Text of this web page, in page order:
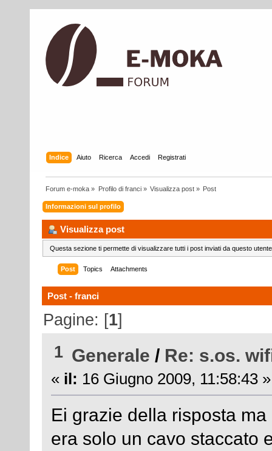
Indice Aiuto Ricerca Accedi Registrati
Forum e-moka » Profilo di franci» Visualizza post» Post
Informazioni sul profilo
Visualizza post
Questa sezione ti permette di visualizzare tutti i post inviati da questo
Post Topics Attachments
Post - franci
Pagine: [1]
1 Generale / Re: s.os.
« il: 16 Giugno 2009, 11:58:43 »
Ei grazie della risposta
era solo un cavo staccato